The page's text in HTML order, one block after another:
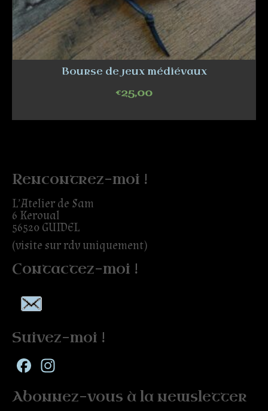
Bourse de jeux médiévaux
€25,00
Rencontrez-moi !
L’Atelier de Sam
6 Keroual
56520 GUIDEL
(visite sur rdv uniquement)
Contactez-moi !
Suivez-moi !
Facebook
Abonnez-vous à la newsletter